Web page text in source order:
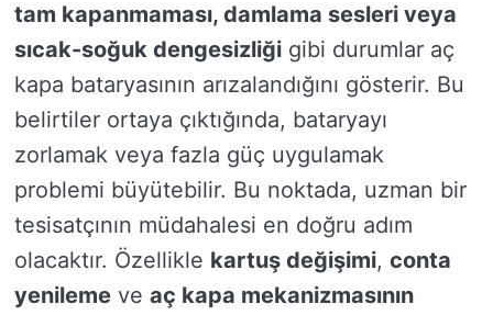
tam kapanmaması, damlama sesleri veya
sıcak-soğuk dengesizliği gibi durumlar aç
kapa bataryasının arızalandığını gösterir. Bu
belirtiler ortaya çıktığında, bataryayı
zorlamak veya fazla güç uygulamak
problemi büyütebilir. Bu noktada, uzman bir
tesisatçının müdahalesi en doğru adım
olacaktır. Özellikle kartuş değişimi, conta
yenileme ve aç kapa mekanizmasının